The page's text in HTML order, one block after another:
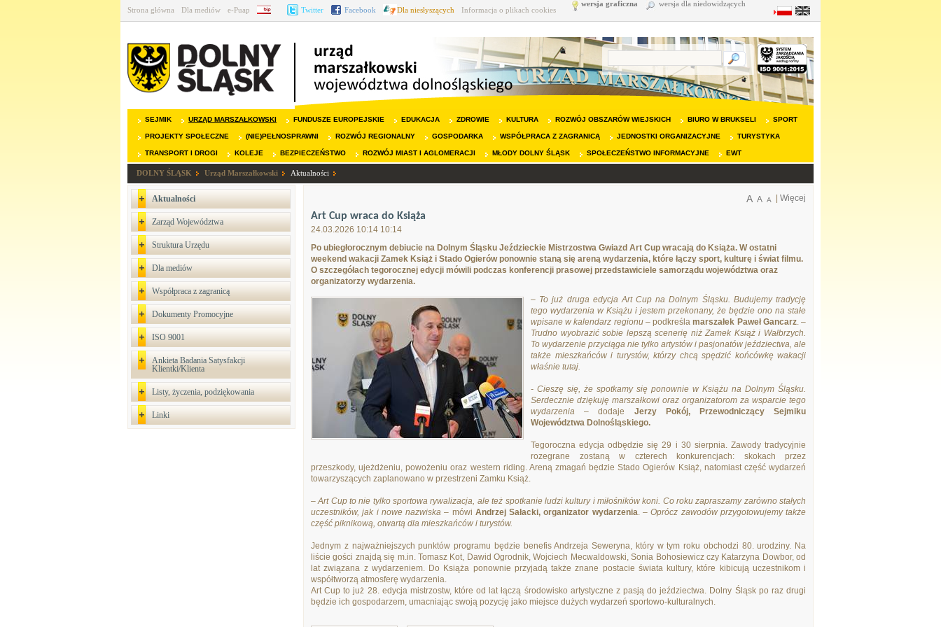
Strona główna Dla mediów e-Puap BIP Twitter Facebook Dla niesłyszących Informacja o plikach cookies
wersja graficzna wersja dla niedowidzących
SEJMIK URZĄD MARSZAŁKOWSKI FUNDUSZE EUROPEJSKIE EDUKACJA ZDROWIE KULTURA ROZWÓJ OBSZARÓW WIEJSKICH BIURO W BRUKSELI SPORT
PROJEKTY SPOŁECZNE (NIE)PEŁNOSPRAWNI ROZWÓJ REGIONALNY GOSPODARKA WSPÓŁPRACA Z ZAGRANICĄ JEDNOSTKI ORGANIZACYJNE TURYSTYKA
TRANSPORT I DROGI KOLEJE BEZPIECZEŃSTWO ROZWÓJ MIAST I AGLOMERACJI MŁODY DOLNY ŚLĄSK SPOŁECZEŃSTWO INFORMACYJNE EWT
DOLNY ŚLĄSK Urząd Marszałkowski Aktualności
Aktualności
Zarząd Województwa
Struktura Urzędu
Dla mediów
Współpraca z zagranicą
Dokumenty Promocyjne
ISO 9001
Ankieta Badania Satysfakcji
Klientki/Klienta
Listy, życzenia, podziękowania
Linki
Więcej
A A A
Art Cup wraca do Książa
24.03.2026 10:14 10:14
Po ubiegłorocznym debiucie na Dolnym Śląsku Jeździeckie Mistrzostwa Gwiazd Art Cup wracają do Książa. W ostatni
weekend wakacji Zamek Książ i Stado Ogierów ponownie staną się areną wydarzenia, które łączy sport, kulturę i świat filmu.
O szczegółach tegorocznej edycji mówili podczas konferencji prasowej przedstawiciele samorządu województwa oraz
organizatorzy wydarzenia.
– To już druga edycja Art Cup na Dolnym Śląsku. Budujemy tradycję
tego wydarzenia w Książu i jestem przekonany, że będzie ono na stałe
wpisane w kalendarz regionu – podkreślamarszałek Paweł Gancarz.–
Trudno wyobrazić sobie lepszą scenerię niż Zamek Książ i Wałbrzych.
To wydarzenie przyciąga nie tylko artystów i pasjonatów jeździectwa, ale
także mieszkańców i turystów, którzy chcą spędzić końcówkę wakacji
właśnie tutaj.
- Cieszę się, że spotkamy się ponownie w Książu na Dolnym Śląsku.
Serdecznie dziękuję marszałkowi oraz organizatorom za wsparcie tego
wydarzenia– dodaje Jerzy Pokój, Przewodniczący Sejmiku
Województwa Dolnośląskiego.
Tegoroczna edycja odbędzie się 29 i 30 sierpnia. Zawody tradycyjnie
rozegrane zostaną w czterech konkurencjach: skokach przez
przeszkody, ujeżdżeniu, powożeniu oraz western riding. Areną zmagań będzie Stado Ogierów Książ, natomiast część wydarzeń
towarzyszących zaplanowano w przestrzeni Zamku Książ.
– Art Cup to nie tylko sportowa rywalizacja, ale też spotkanie ludzi kultury i miłośników koni. Co roku zapraszamy zarówno stałych
uczestników, jak i nowe nazwiska – mówi Andrzej Sałacki, organizator wydarzenia. – Oprócz zawodów przygotowujemy także
część piknikową, otwartą dla mieszkańców i turystów.
Jednym z najważniejszych punktów programu będzie benefis Andrzeja Seweryna, który w tym roku obchodzi 80. urodziny. Na
liście gości znajdą się m.in. Tomasz Kot, Dawid Ogrodnik, Wojciech Mecwaldowski, Sonia Bohosiewicz czy Katarzyna Dowbor, od
lat związana z wydarzeniem. Do Książa ponownie przyjadą także znane postacie świata kultury, które kibicują uczestnikom i
współtworzą atmosferę wydarzenia.
Art Cup to już 28. edycja mistrzostw, które od lat łączą środowisko artystyczne z pasją do jeździectwa. Dolny Śląsk po raz drugi
będzie ich gospodarzem, umacniając swoją pozycję jako miejsce dużych wydarzeń sportowo-kulturalnych.